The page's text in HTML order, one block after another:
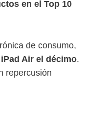
en el Top 10
de consumo,
Air el décimo.
repercusión